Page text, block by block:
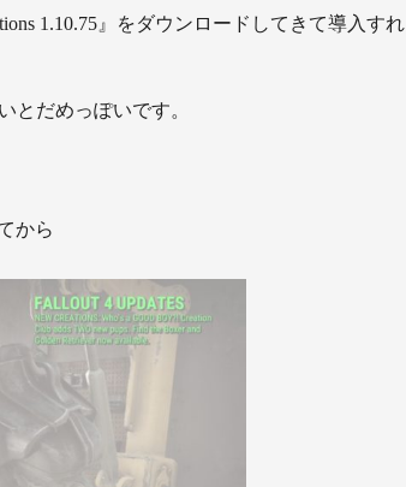
1.10.75』をダウンロードしてきて導入すれ
とだめっぽいです。
から